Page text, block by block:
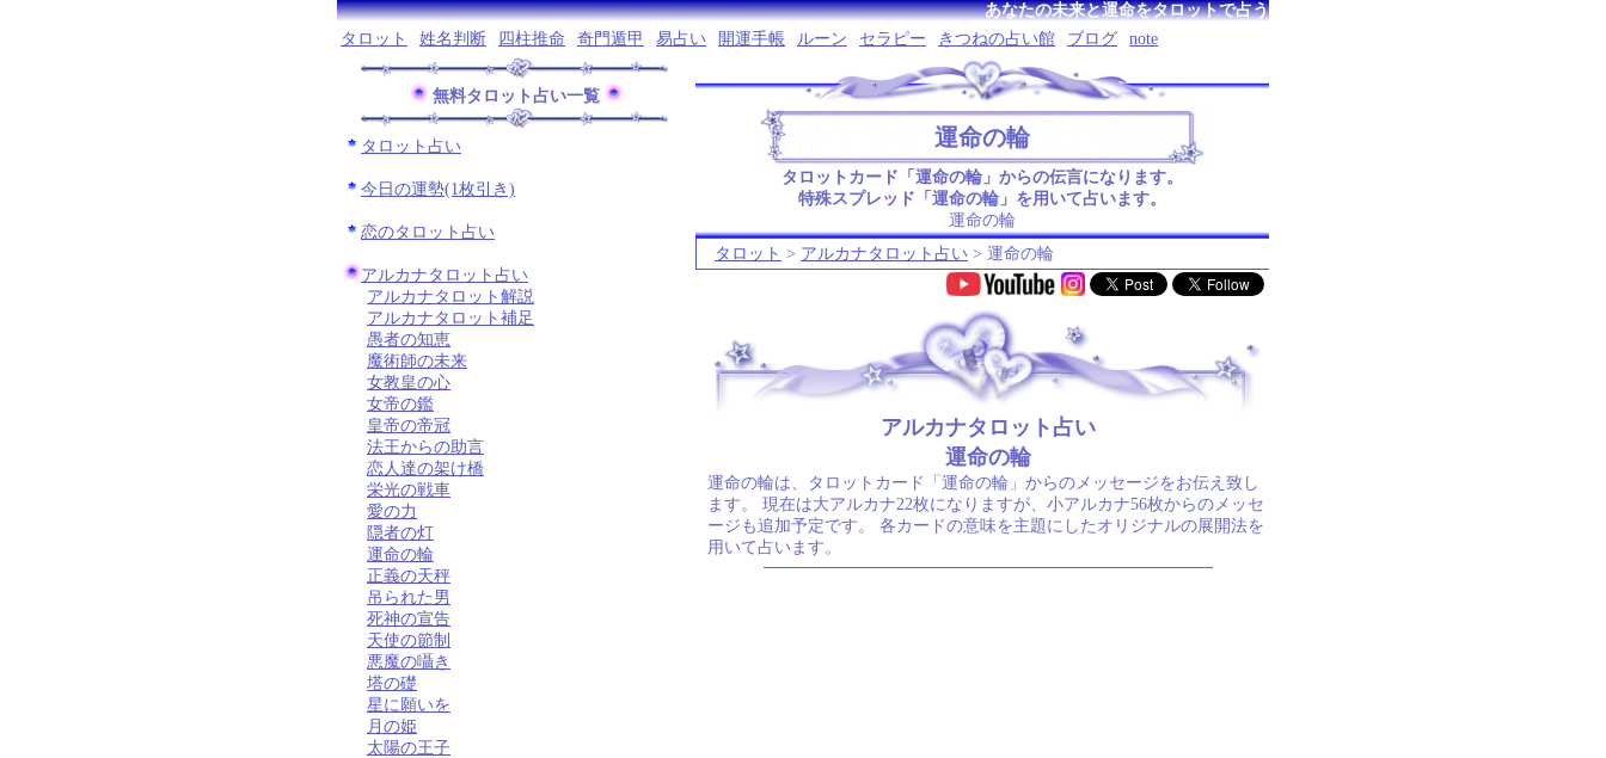
あなたの未来と運命をタロットで占う
タロット
姓名判断 四柱推命 奇門遁甲 易占い 開運手帳 ルーン セラピー きつねの占い館 ブログ note
運命の輪
タロットカード「運命の輪」からの伝言になります。
特殊スプレッド「運命の輪」を用いて占います。
運命の輪
無料タロット占い一覧
タロット占い
今日の運勢(1枚引き)
恋のタロット占い
アルカナタロット占い
アルカナタロット解説
アルカナタロット補足
愚者の知恵
魔術師の未来
女教皇の心
女帝の鑑
皇帝の帝冠
法王からの助言
恋人達の架け橋
栄光の戦車
愛の力
隠者の灯
運命の輪
正義の天秤
吊られた男
死神の宣告
天使の節制
悪魔の囁き
塔の礎
星に願いを
月の姫
太陽の王子
タロット > アルカナタロット占い > 運命の輪
.
アルカナタロット占い
運命の輪
運命の輪は、タロットカード「運命の輪」からのメッセージをお伝え致し
ます。 現在は大アルカナ22枚になりますが、小アルカナ56枚からのメッセ
ージも追加予定です。 各カードの意味を主題にしたオリジナルの展開法を
用いて占います。